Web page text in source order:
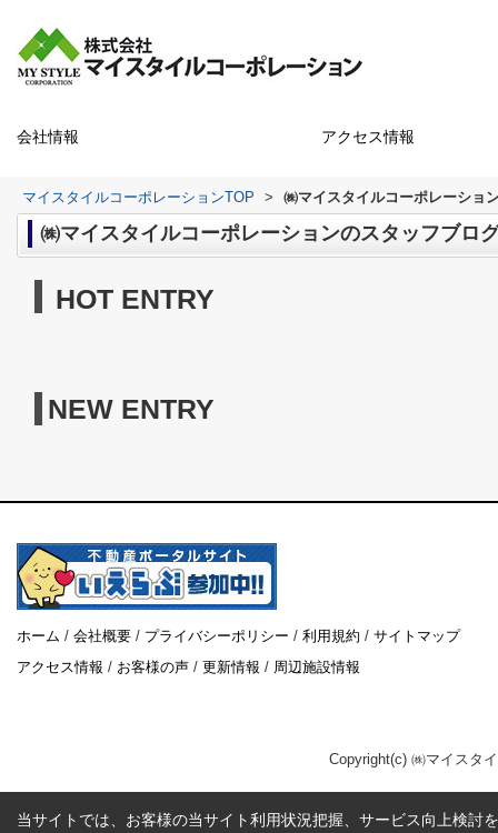
会社情報 アクセス情報
マイスタイルコーポレーションTOP > ㈱マイスタイルコーポレーショ
㈱マイスタイルコーポレーションのスタッフブロ
HOT ENTRY
NEW ENTRY
ホーム / 会社概要 / プライバシーポリシー / 利用規約 / サイトマップ
アクセス情報 / お客様の声 / 更新情報 / 周辺施設情報
Copyright(c) ㈱マイスタ
当サイトでは、お客様の当サイト利用状況把握、サービス向上検討